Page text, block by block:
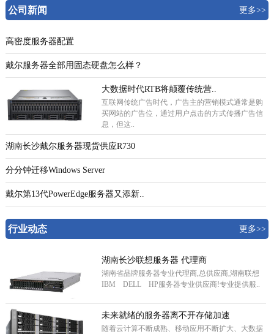
公司新闻 更多>>
高密度服务器配置
戴尔服务器全部用固态硬盘怎么样？
大数据时代RTB将颠覆传统营..
互联网传统广告时代，广告主的营销模式通常是购
买网站的广告位，通过用户点击的方式传播广告信
息，但这..
湖南长沙戴尔服务器现货供应R730
分分钟迁移Windows Server
戴尔第13代PowerEdge服务器又添新..
行业动态 更多>>
湖南长沙联想服务器 代理商
湖南省品牌服务器专业代理商,总供应商,湖南联想
IBM DELL HP服务器专业供应商!专业提供服..
未来就绪的服务器离不开存储加速
随着云计算不断成熟、移动应用不断扩大、大数据